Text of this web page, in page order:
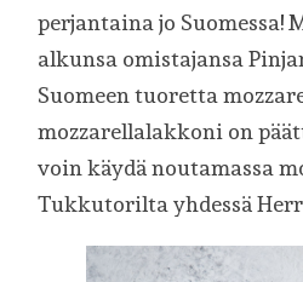
perjantaina jo Suomessa!
alkunsa omistajansa
Suomeen tuoretta
mozzarellalakkoni on
voin käydä noutamassa
Tukkutorilta yhdessä